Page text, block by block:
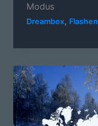
Modus
Dreambox, Flashen